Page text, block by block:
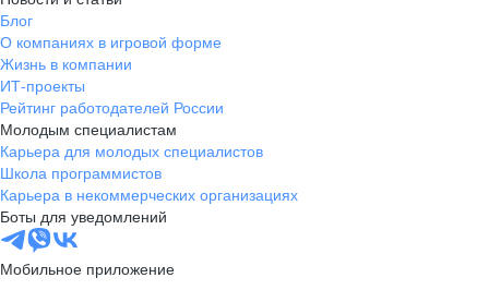
Блог
О компаниях в игровой форме
Жизнь в компании
ИТ-проекты
Рейтинг работодателей России
Молодым специалистам
Карьера для молодых специалистов
Школа программистов
Карьера в некоммерческих организациях
Боты для уведомлений
Мобильное приложение